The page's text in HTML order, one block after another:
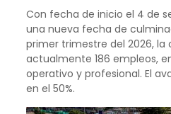
Con fecha de inicio el 4 de
una nueva fecha de
primer trimestre del 2026, la
actualmente 186 empleos,
operativo y profesional. El
en el 50%.